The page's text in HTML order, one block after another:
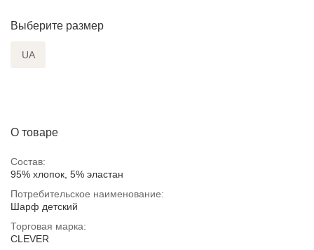
Выберите размер
UA
О товаре
Состав:
95% хлопок, 5% эластан
Потребительское наименование:
Шарф детский
Торговая марка:
CLEVER